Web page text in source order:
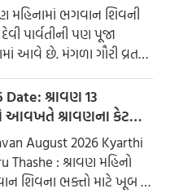
મહિનામાં ભગવાન શિવની
પાર્વતીની પણ પૂજા
આવે છે. મંગળા ગૌરી વ્રત
તીજ જેવા પ્રસંગોએ
લગાવવી અને લીલા રંગના
પહેરવા એ પતિના લાંબા
માનવામાં આવે છે.
પરંપરાઓમાં, સ્ત્રીઓને
શ્રાવણ 13
શ્રાવણના કેટલા
August 2026 Kyarthi
: શ્રાવણ મહિનો
શિવના ભક્તો માટે ખૂબ જ